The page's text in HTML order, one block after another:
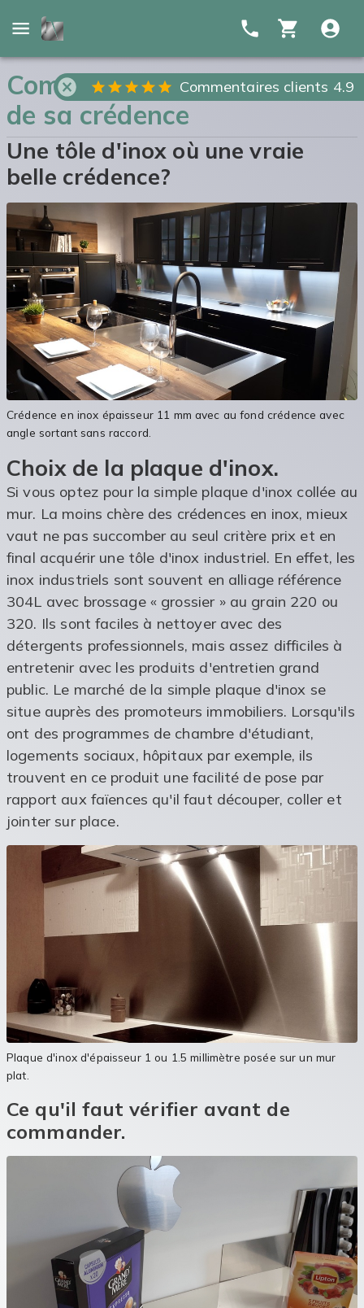
Commentaires clients 4.9
Comment choisir l'épaisseur
de sa crédence
Une tôle d'inox où une vraie
belle crédence?
Crédence en inox épaisseur 11 mm avec au fond crédence avec
angle sortant sans raccord.
Choix de la plaque d'inox.
Si vous optez pour la simple plaque d'inox collée au
mur. La moins chère des crédences en inox, mieux
vaut ne pas succomber au seul critère prix et en
final acquérir une tôle d'inox industriel. En effet, les
inox industriels sont souvent en alliage référence
304L avec brossage « grossier » au grain 220 ou
320. Ils sont faciles à nettoyer avec des
détergents professionnels, mais assez difficiles à
entretenir avec les produits d'entretien grand
public. Le marché de la simple plaque d'inox se
situe auprès des promoteurs immobiliers. Lorsqu'ils
ont des programmes de chambre d'étudiant,
logements sociaux, hôpitaux par exemple, ils
trouvent en ce produit une facilité de pose par
rapport aux faïences qu'il faut découper, coller et
jointer sur place.
Plaque d'inox d'épaisseur 1 ou 1.5 millimètre posée sur un mur
plat.
Ce qu'il faut vérifier avant de
commander.